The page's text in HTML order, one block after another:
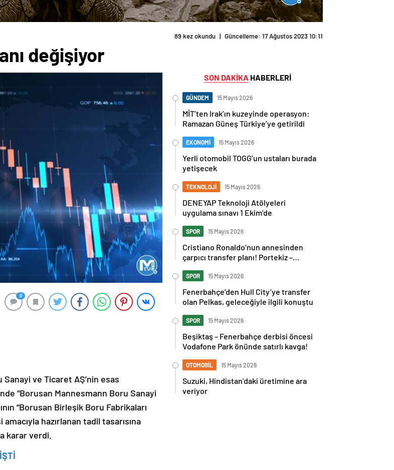
89 kez okundu | Güncelleme: 17 Ağustos 2023 10:11
değişiyor
0
ve Ticaret AŞ’nin esas
“Borusan Mannesmann Boru Sanayi
“Borusan Birleşik Boru Fabrikaları
hazırlanan tadil tasarısına
karar verdi.
SON DAKİKA HABERLERİ
GÜNDEM 15 Mayıs 2026
MİT’ten Irak’ın kuzeyinde operasyon:
Ramazan Güneş Türkiye’ye getirildi
EKONOMİ 15 Mayıs 2026
Yerli otomobil TOGG’un ustaları burada
yetişecek
TEKNOLOJİ 15 Mayıs 2026
DENEYAP Teknoloji Atölyeleri
uygulama sınavı 1 Ekim’de
SPOR 15 Mayıs 2026
Cristiano Ronaldo’nun annesinden
çarpıcı transfer planı! Portekiz –
kardeşinden sert cevap
SPOR 15 Mayıs 2026
Fenerbahçe’den Hull City’ye transfer
olan Pelkas, geleceğiyle ilgili konuştu
SPOR 15 Mayıs 2026
Beşiktaş – Fenerbahçe derbisi öncesi
Vodafone Park önünde satırlı kavga!
OTOMOBİL 15 Mayıs 2026
Suzuki, Hindistan’daki üretimine ara
veriyor